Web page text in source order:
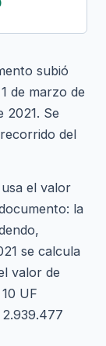
subió
de marzo de
2021. Se
del
el valor
la
se calcula
valor de
UF